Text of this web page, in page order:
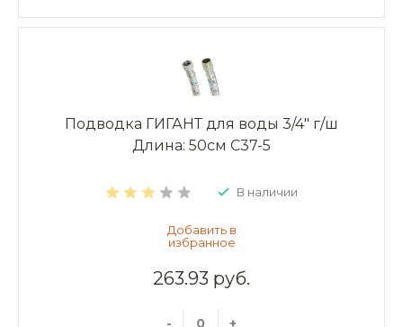
Подводка ГИГАНТ для воды 3/4" г/ш
Длина: 50см C37-5
В наличии
263.93 руб.
- +